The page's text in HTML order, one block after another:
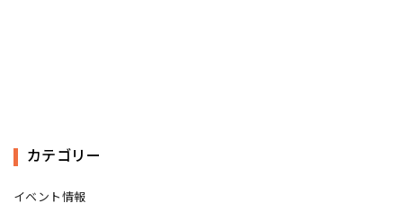
カテゴリー
イベント情報